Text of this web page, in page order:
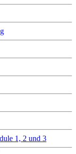
1, 2 und 3